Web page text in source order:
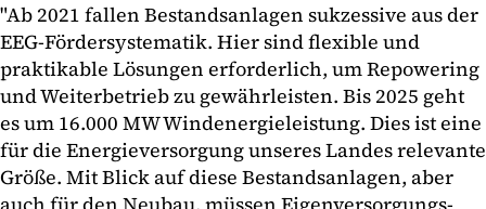
"Ab 2021 fallen Bestandsanlagen sukzessive aus der
EEG-Fördersystematik. Hier sind flexible und
praktikable Lösungen erforderlich, um Repowering
und Weiterbetrieb zu gewährleisten. Bis 2025 geht
es um 16.000 MW Windenergieleistung. Dies ist eine
für die Energieversorgung unseres Landes relevante
Größe. Mit Blick auf diese Bestandsanlagen, aber